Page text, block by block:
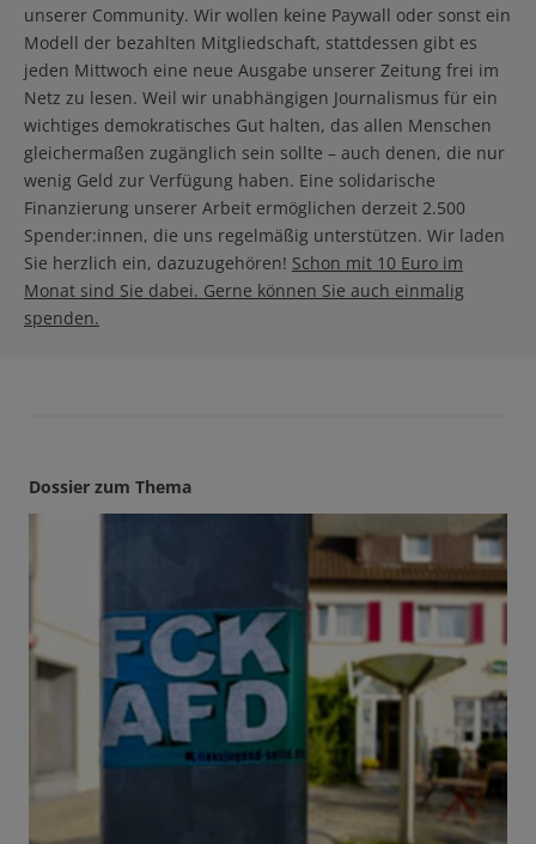
unserer Community. Wir wollen keine Paywall oder sonst ein
Modell der bezahlten Mitgliedschaft, stattdessen gibt es
jeden Mittwoch eine neue Ausgabe unserer Zeitung frei im
Netz zu lesen. Weil wir unabhängigen Journalismus für ein
wichtiges demokratisches Gut halten, das allen Menschen
gleichermaßen zugänglich sein sollte – auch denen, die nur
wenig Geld zur Verfügung haben. Eine solidarische
Finanzierung unserer Arbeit ermöglichen derzeit 2.500
Spender:innen, die uns regelmäßig unterstützen. Wir laden
Sie herzlich ein, dazuzugehören! Schon mit 10 Euro im
Monat sind Sie dabei. Gerne können Sie auch einmalig
spenden.
Dossier zum Thema